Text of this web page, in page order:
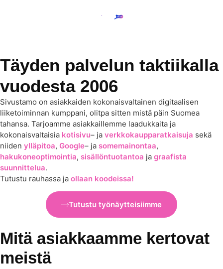
Täyden palvelun taktiikalla
vuodesta 2006
Sivustamo on asiakkaiden kokonaisvaltainen digitaalisen
liiketoiminnan kumppani, olitpa sitten mistä päin Suomea
tahansa. Tarjoamme asiakkaillemme laadukkaita ja
kokonaisvaltaisia kotisivu– ja verkkokaupparatkaisuja sekä
niiden ylläpitoa, Google– ja somemainontaa,
hakukoneoptimointia, sisällöntuotantoa ja graafista
suunnittelua.
Tutustu rauhassa ja ollaan koodeissa!
Tutustu työnäytteisiimme
Mitä asiakkaamme kertovat
meistä